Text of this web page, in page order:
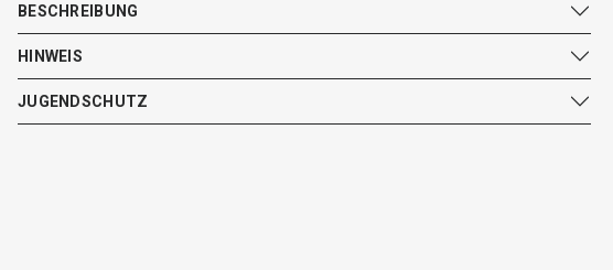
BESCHREIBUNG
HINWEIS
JUGENDSCHUTZ